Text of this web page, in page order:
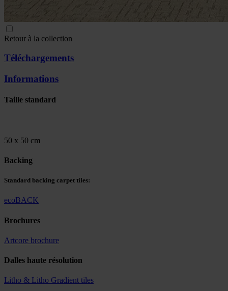
Retour à la collection
Téléchargements
Informations
Taille standard
50 x 50 cm
Backing
Standard backing carpet tiles:
ecoBACK
Brochures
Artcore brochure
Dalles haute résolution
Litho & Litho Gradient tiles